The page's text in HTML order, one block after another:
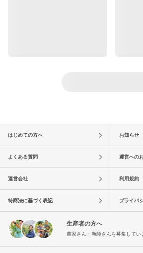
はじめての方へ お知らせ
よくある質問 運営への
運営会社 利用規約
特商法に基づく表記 プライバ
生産者の方へ
農家さん・漁師さんを募集してい